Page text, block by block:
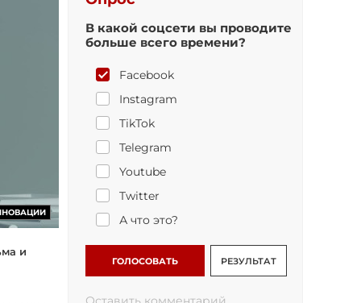
и
В какой соцсети вы проводите
больше всего времени?
Facebook
Instagram
TikTok
Telegram
Youtube
Twitter
А что это?
ГОЛОСОВАТЬ РЕЗУЛЬТАТ